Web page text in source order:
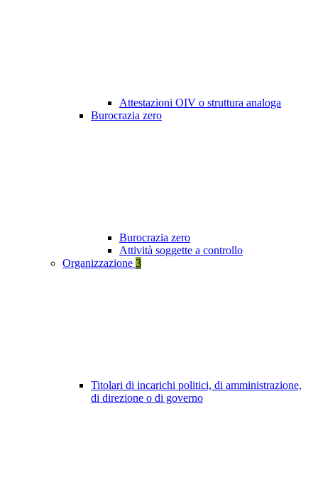
Attestazioni OIV o struttura analoga
Burocrazia zero
Burocrazia zero
Attività soggette a controllo
Organizzazione 3
Titolari di incarichi politici, di amministrazione,
di direzione o di governo